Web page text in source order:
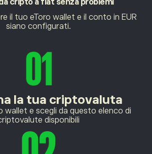
criptoa fiat senza problemi
il tuo eToro wallet e il conto in EUR
siano configurati.
la tua criptovaluta
wallet e scegli da questo elenco di
disponibili